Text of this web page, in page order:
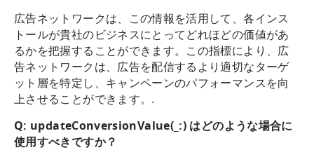
広告ネットワークは、この情報を活用して、各インス
トールが貴社のビジネスにとってどれほどの価値があ
るかを把握することができます。この指標により、広
告ネットワークは、広告を配信するより適切なターゲ
ット層を特定し、キャンペーンのパフォーマンスを向
上させることができます。.
Q: updateConversionValue(_:) はどのような場合に
使用すべきですか？